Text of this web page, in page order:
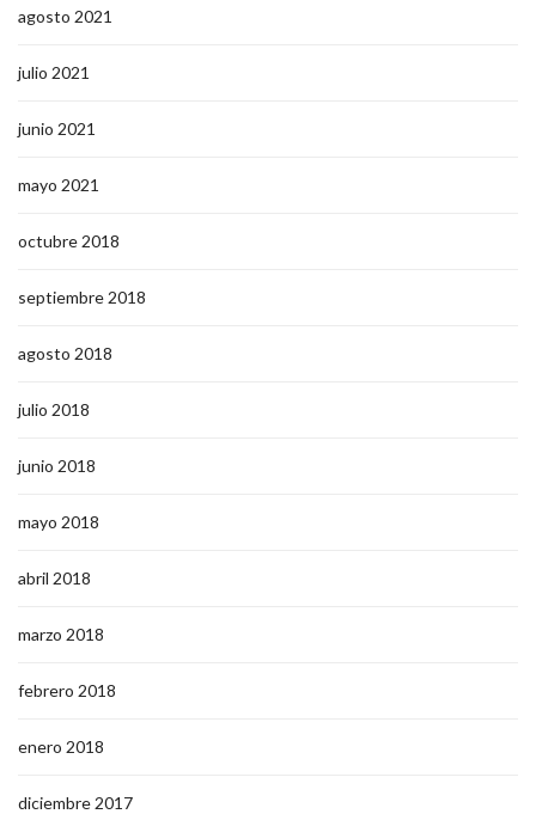
agosto 2021
julio 2021
junio 2021
mayo 2021
octubre 2018
septiembre 2018
agosto 2018
julio 2018
junio 2018
mayo 2018
abril 2018
marzo 2018
febrero 2018
enero 2018
diciembre 2017